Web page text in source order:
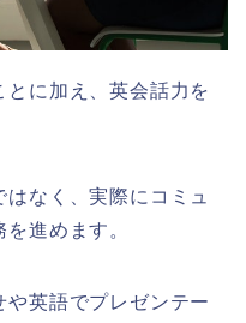
に加え、英会話力を
なく、実際にコミュ
進めます。
英語でプレゼンテー